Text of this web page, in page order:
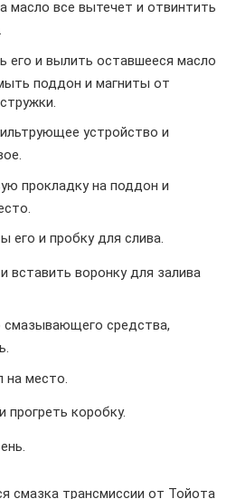
масло все вытечет и отвинтить
его и вылить оставшееся масло
поддон и магниты от
устройство и
прокладку на поддон и
его и пробку для слива.
вставить воронку для залива
смазывающего средства,
на место.
прогреть коробку.
смазка трансмиссии от Тойота